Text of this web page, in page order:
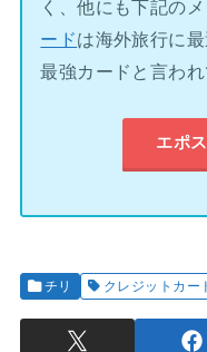
く、他にも下記の
ードは海外旅行に
最強カードと言われ
エポ
チリ クレジットカー